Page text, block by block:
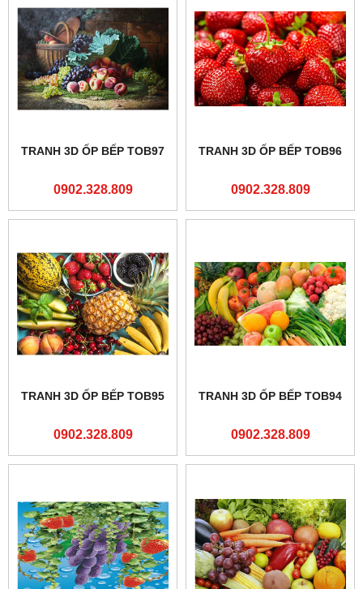
TRANH 3D ỐP BẾP TOB97
0902.328.809
TRANH 3D ỐP BẾP TOB96
0902.328.809
TRANH 3D ỐP BẾP TOB95
0902.328.809
TRANH 3D ỐP BẾP TOB94
0902.328.809